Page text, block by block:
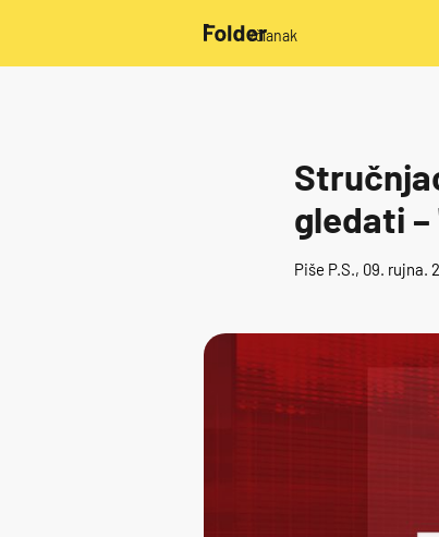
/članak
gledati
Piše P.S., 09. rujna.